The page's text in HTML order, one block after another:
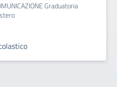
Graduatoria